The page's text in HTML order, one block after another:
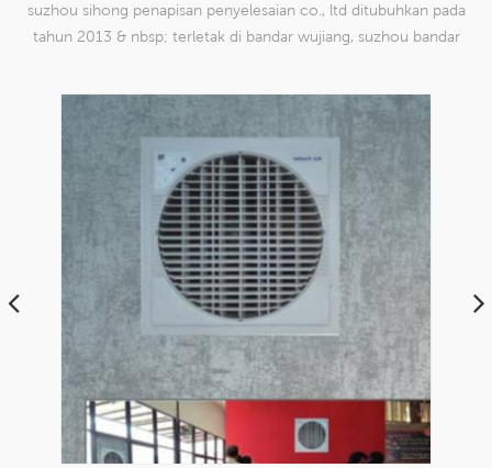
suzhou sihong penapisan penyelesaian co., ltd ditubuhkan pada
tahun 2013 & nbsp; terletak di bandar wujiang, suzhou bandar